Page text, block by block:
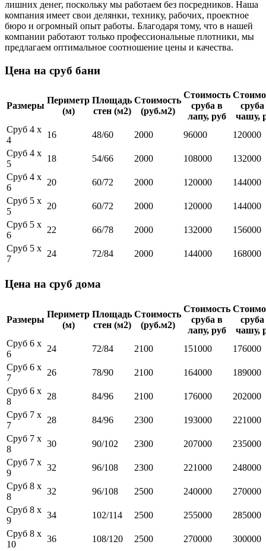
лишних денег, поскольку мы работаем без посредников. Наша
компания имеет свои делянки, технику, рабочих, проектное
бюро и огромный опыт работы. Благодаря тому, что в нашей
компании работают только профессиональные плотники, мы
предлагаем оптимальное соотношение цены и качества.
Цена на сруб бани
Размеры
Периметр
(м)
Площадь
стен (м2)
Стоимость
(руб.м2)
Стоимость
сруба в
лапу, руб
чашу,
Сруб 4 x
4
16 48/60 2000 96000
120000
Сруб 4 x
5
18 54/66 2000 108000
132000
Сруб 4 x
6
20 60/72 2000 120000
144000
Сруб 5 x
5
20 60/72 2000 120000
144000
Сруб 5 x
6
22 66/78 2000 132000
156000
Сруб 5 x
7
24 72/84 2000 144000 168000
Цена на сруб дома
Размеры
Периметр
(м)
Площадь
стен (м2)
Стоимость
(руб.м2)
Стоимость
сруба в
лапу, руб
чашу,
Сруб 6 x
6
24 72/84 2100 151000
176000
Сруб 6 x
7
26 78/90 2100 164000
189000
Сруб 6 x
8
28 84/96 2100 176000
202000
Сруб 7 x
7
28 84/96 2300 193000
221000
Сруб 7 x
8
30 90/102 2300 207000
235000
Сруб 7 x
9
32 96/108 2300 221000
248000
Сруб 8 x
8
32 96/108 2500 240000
270000
Сруб 8 x
9
34 102/114 2500 255000
285000
Сруб 8 x
10
36 108/120 2500 270000
300000